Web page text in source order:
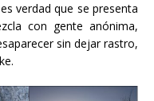
verdad que se presenta
con gente anónima,
sin dejar rastro,